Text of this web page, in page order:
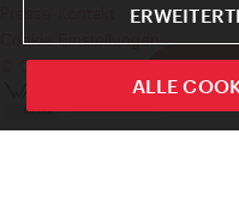
ivie -
Cookie Einstellungen
© Copyright WienTourismus
ALLE